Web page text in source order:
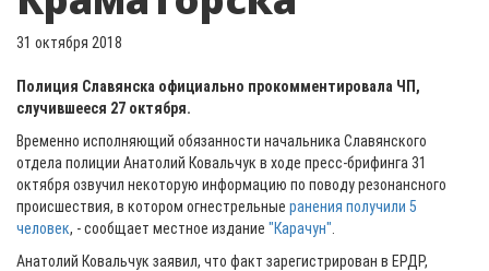
31 октября 2018
Полиция Славянска официально прокомментировала ЧП,
случившееся 27 октября.
Временно исполняющий обязанности начальника Славянского
отдела полиции Анатолий Ковальчук в ходе пресс-брифинга 31
октября озвучил некоторую информацию по поводу резонансного
происшествия, в котором огнестрельные ранения получили 5
человек, - сообщает местное издание "Карачун"
Анатолий Ковальчук заявил, что факт зарегистрирован в ЕРДР,